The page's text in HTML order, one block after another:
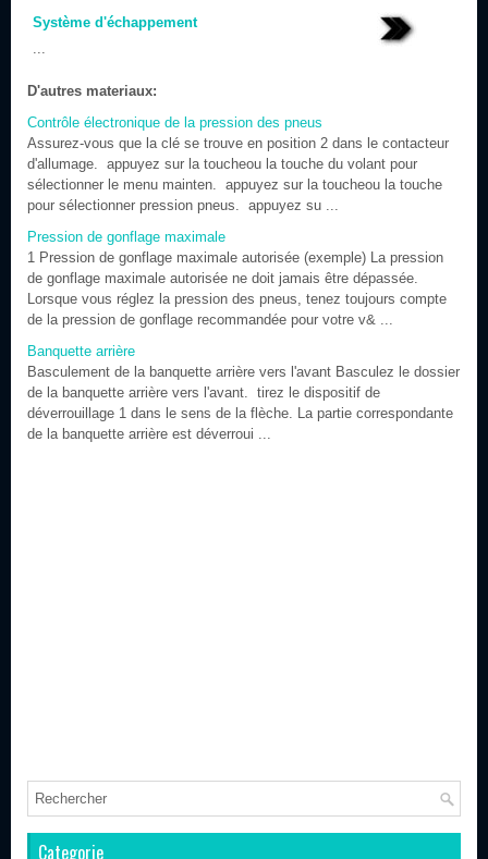
Système d'échappement
...
D'autres materiaux:
Contrôle électronique de la pression des pneus
Assurez-vous que la clé se trouve en position 2 dans le contacteur
d'allumage. appuyez sur la toucheou la touche du volant pour
sélectionner le menu mainten. appuyez sur la toucheou la touche
pour sélectionner pression pneus. appuyez su ...
Pression de gonflage maximale
1 Pression de gonflage maximale autorisée (exemple) La pression
de gonflage maximale autorisée ne doit jamais être dépassée.
Lorsque vous réglez la pression des pneus, tenez toujours compte
de la pression de gonflage recommandée pour votre v& ...
Banquette arrière
Basculement de la banquette arrière vers l'avant Basculez le dossier
de la banquette arrière vers l'avant. tirez le dispositif de
déverrouillage 1 dans le sens de la flèche. La partie correspondante
de la banquette arrière est déverroui ...
Categorie